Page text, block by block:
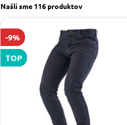
Našli sme 116 produktov
-9%
TOP